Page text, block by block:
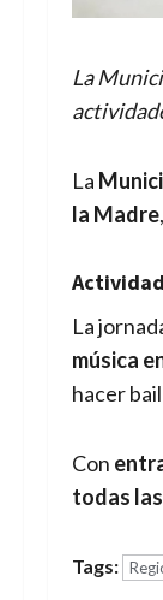
La
La
la Madre
La
música
hacer
Con
todas
Tags: